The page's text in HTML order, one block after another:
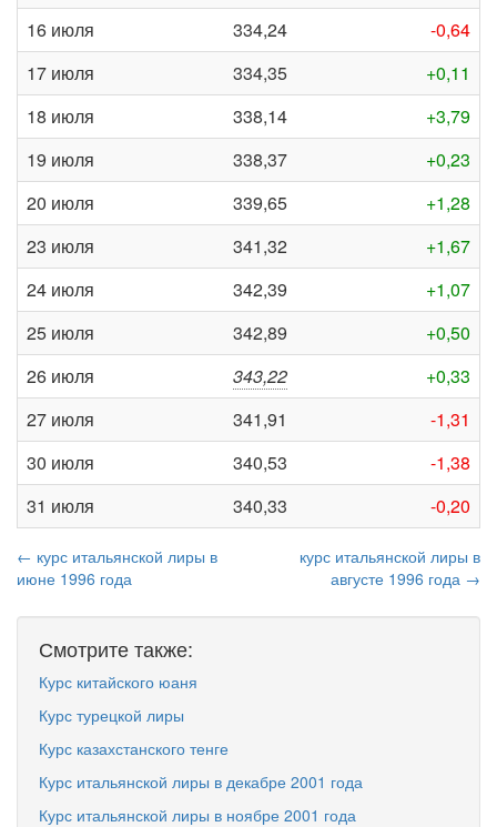
16 июля
334,24
-0,64
17 июля
334,35
+0,11
18 июля
338,14
+3,79
19 июля
338,37
+0,23
20 июля
339,65
+1,28
23 июля
341,32
+1,67
24 июля
342,39
+1,07
25 июля
342,89
+0,50
26 июля
343,22
+0,33
27 июля
341,91
-1,31
30 июля
340,53
-1,38
31 июля
340,33 -0,20
← курс итальянской лиры в
июне 1996 года
курс итальянской лиры в
августе 1996 года →
Смотрите также:
Курс китайского юаня
Курс турецкой лиры
Курс казахстанского тенге
Курс итальянской лиры в декабре 2001 года
Курс итальянской лиры в ноябре 2001 года